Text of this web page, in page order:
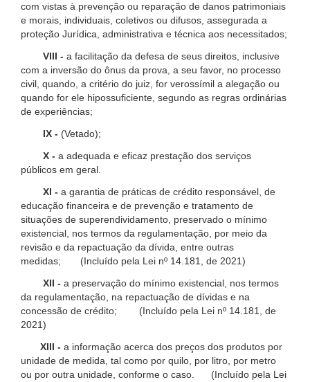
com vistas à prevenção ou reparação de danos patrimoniais
e morais, individuais, coletivos ou difusos, assegurada a
proteção Jurídica, administrativa e técnica aos necessitados;
VIII - a facilitação da defesa de seus direitos, inclusive
com a inversão do ônus da prova, a seu favor, no processo
civil, quando, a critério do juiz, for verossímil a alegação ou
quando for ele hipossuficiente, segundo as regras ordinárias
de experiências;
IX - (Vetado);
X - a adequada e eficaz prestação dos serviços
públicos em geral.
XI - a garantia de práticas de crédito responsável, de
educação financeira e de prevenção e tratamento de
situações de superendividamento, preservado o mínimo
existencial, nos termos da regulamentação, por meio da
revisão e da repactuação da dívida, entre outras
medidas; (Incluído pela Lei nº 14.181, de 2021)
XII - a preservação do mínimo existencial, nos termos
da regulamentação, na repactuação de dívidas e na
concessão de crédito; (Incluído pela Lei nº 14.181, de
2021)
XIII - a informação acerca dos preços dos produtos por
unidade de medida, tal como por quilo, por litro, por metro
ou por outra unidade, conforme o caso. (Incluído pela Lei